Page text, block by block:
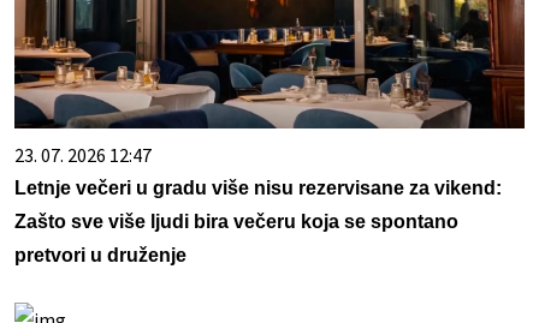
23. 07. 2026 12:47
Letnje večeri u gradu više nisu rezervisane za vikend:
Zašto sve više ljudi bira večeru koja se spontano
pretvori u druženje